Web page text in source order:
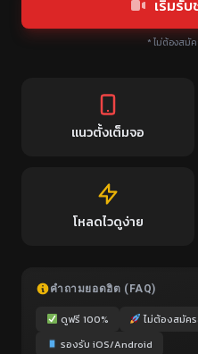
เริ่มรั
* ไม่ต้องสมั
แนวตั้งเต็มจอ
โหลดไวดูง่าย
คำถามยอดฮิต (FAQ)
ดูฟรี 100%
ไม่ต้องสมัค
รองรับ iOS/Android